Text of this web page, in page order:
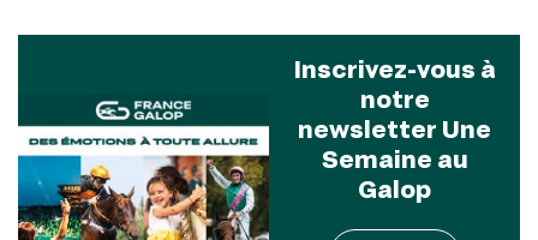
Inscrivez-vous à
notre
newsletter Une
Semaine au
Galop